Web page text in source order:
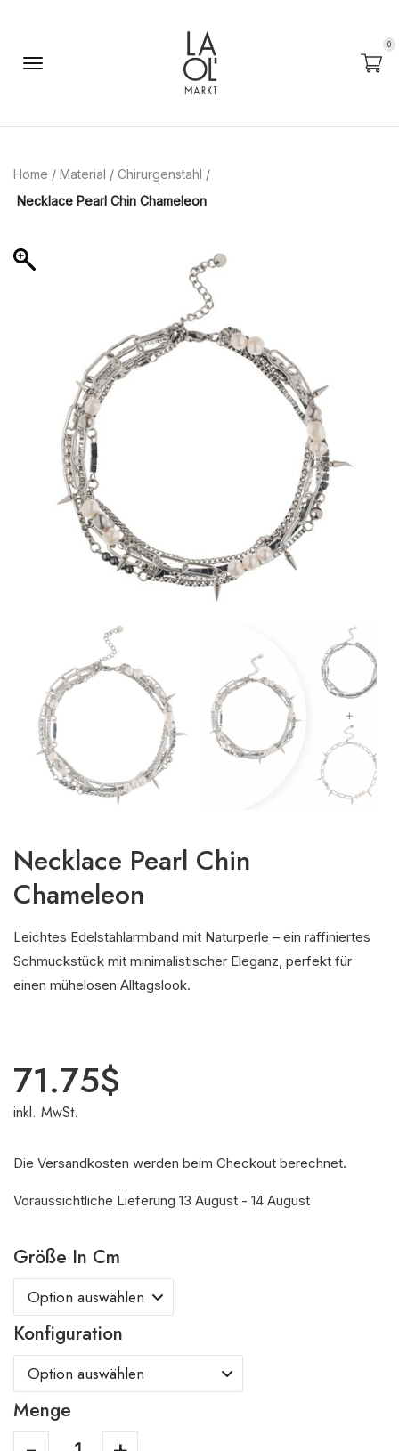
0
Home / Material / Chirurgenstahl /
Necklace Pearl Chin Chameleon
Necklace Pearl Chin
Chameleon
Leichtes Edelstahlarmband mit Naturperle – ein raffiniertes
Schmuckstück mit minimalistischer Eleganz, perfekt für
einen mühelosen Alltagslook.
71.75$
inkl. MwSt.
Die Versandkosten werden beim Checkout berechnet.
Voraussichtliche Lieferung 13 August - 14 August
Größe In Cm
Konfiguration
Menge